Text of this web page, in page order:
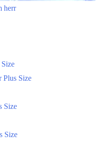
herr
Plus Size
Size
Size